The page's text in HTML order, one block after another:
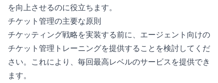
を向上させるのに役立ちます。
チケット管理の主要な原則
チケッティング戦略を実装する前に、エージェント向けの
チケット管理トレーニングを提供することを検討してくだ
さい。これにより、毎回最高レベルのサービスを提供でき
ます。